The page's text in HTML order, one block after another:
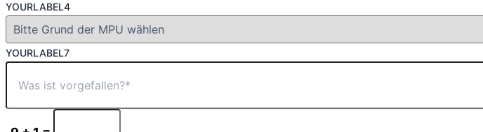
YOURLABEL4
YOURLABEL7